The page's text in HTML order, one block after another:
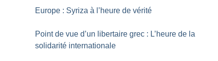
Europe : Syriza à l’heure de vérité
Point de vue d’un libertaire grec : L’heure de la
solidarité internationale